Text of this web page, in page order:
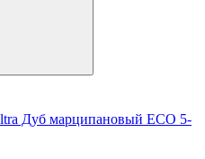
Дуб марципановый ЕСО 5-